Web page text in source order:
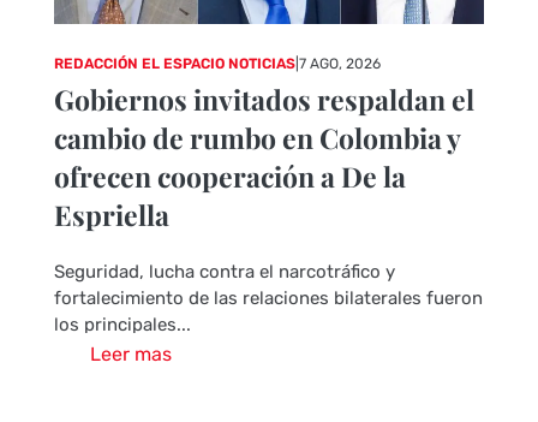
REDACCIÓN EL ESPACIO NOTICIAS| 7 AGO, 2026
Gobiernos invitados respaldan el
cambio de rumbo en Colombia y
ofrecen cooperación a De la
Espriella
Seguridad, lucha contra el narcotráfico y
fortalecimiento de las relaciones bilaterales fueron
los principales...
Leer mas